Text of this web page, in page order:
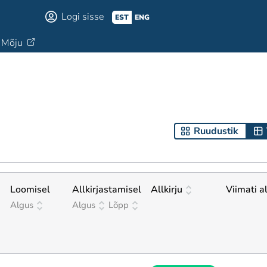
Logi sisse EST ENG
Mõju
Ruudustik
Loomisel
Algus
Allkirjastamisel
Algus Lõpp
Allkirju Viimati